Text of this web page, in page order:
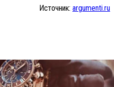
Источник: argumenti.ru